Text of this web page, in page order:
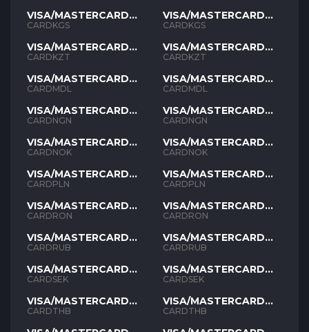
VISA/MASTERCARD
KGS
CARDKGS
VISA/MASTERCARD
KZT
CARDKZT
VISA/MASTERCARD
MDL
CARDMDL
VISA/MASTERCARD
NGN
CARDNGN
VISA/MASTERCARD
NOK
CARDNOK
VISA/MASTERCARD
PLN
CARDPLN
VISA/MASTERCARD
RON
CARDRON
VISA/MASTERCARD
RUB
CARDRUB
VISA/MASTERCARD
SEK
CARDSEK
VISA/MASTERCARD
THB
CARDTHB
VISA/MASTERCARD
KGS
CARDKGS
VISA/MASTERCARD
KZT
CARDKZT
VISA/MASTERCARD
MDL
CARDMDL
VISA/MASTERCARD
NGN
CARDNGN
VISA/MASTERCARD
NOK
CARDNOK
VISA/MASTERCARD
PLN
CARDPLN
VISA/MASTERCARD
RON
CARDRON
VISA/MASTERCARD
RUB
CARDRUB
VISA/MASTERCARD
SEK
CARDSEK
VISA/MASTERCARD
THB
CARDTHB